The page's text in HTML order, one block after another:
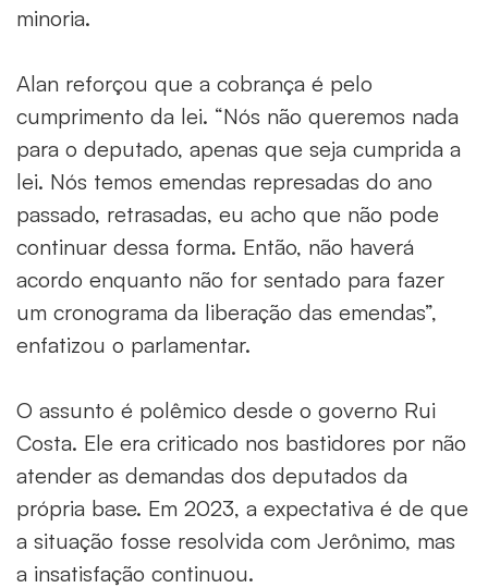
minoria.
Alan reforçou que a cobrança é pelo
cumprimento da lei. “Nós não queremos nada
para o deputado, apenas que seja cumprida a
lei. Nós temos emendas represadas do ano
passado, retrasadas, eu acho que não pode
continuar dessa forma. Então, não haverá
acordo enquanto não for sentado para fazer
um cronograma da liberação das emendas”,
enfatizou o parlamentar.
O assunto é polêmico desde o governo Rui
Costa. Ele era criticado nos bastidores por não
atender as demandas dos deputados da
própria base. Em 2023, a expectativa é de que
a situação fosse resolvida com Jerônimo, mas
a insatisfação continuou.